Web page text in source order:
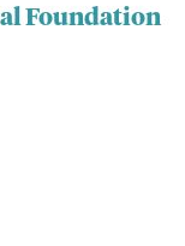
Foundation